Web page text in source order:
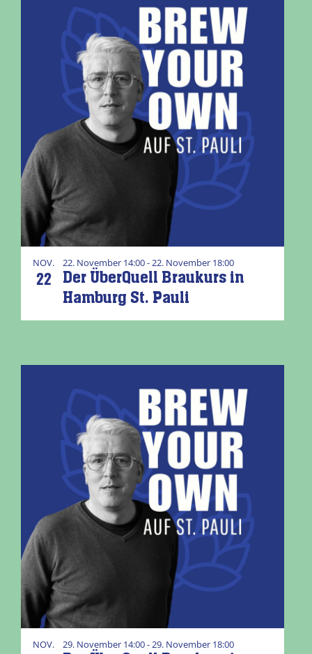
NOV.
22
22. November 14:00 - 22. November 18:00
Der ÜberQuell Braukurs in
Hamburg St. Pauli
NOV. 29. November 14:00 - 29. November 18:00